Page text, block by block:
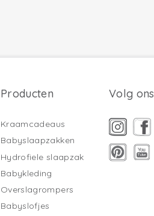
Producten
Kraamcadeaus
Babyslaapzakken
Hydrofiele slaapzak
Babykleding
Overslagrompers
Babyslofjes
Volg ons